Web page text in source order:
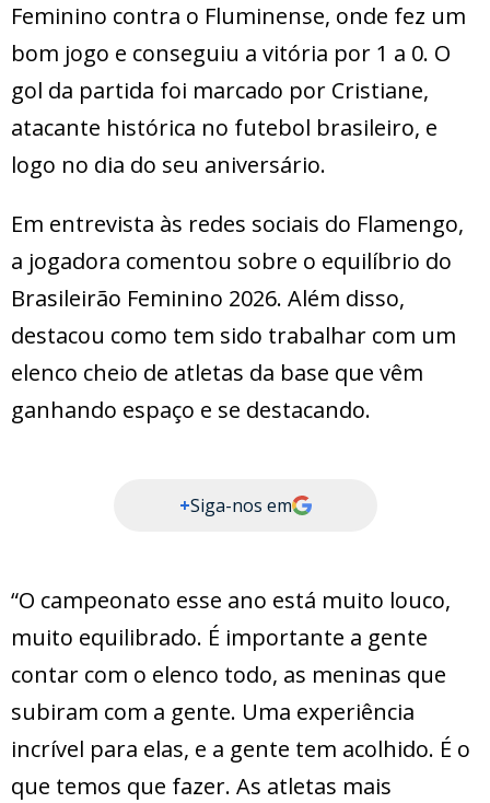
Feminino contra o Fluminense, onde fez um
bom jogo e conseguiu a vitória por 1 a 0. O
gol da partida foi marcado por Cristiane,
atacante histórica no futebol brasileiro, e
logo no dia do seu aniversário.
Em entrevista às redes sociais do Flamengo,
a jogadora comentou sobre o equilíbrio do
Brasileirão Feminino 2026. Além disso,
destacou como tem sido trabalhar com um
elenco cheio de atletas da base que vêm
ganhando espaço e se destacando.
+Siga-nos em
“O campeonato esse ano está muito louco,
muito equilibrado. É importante a gente
contar com o elenco todo, as meninas que
subiram com a gente. Uma experiência
incrível para elas, e a gente tem acolhido. É o
que temos que fazer. As atletas mais